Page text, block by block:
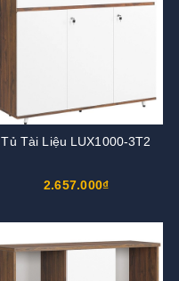
Tủ Tài Liệu LUX1000-3T2
2.657.000₫